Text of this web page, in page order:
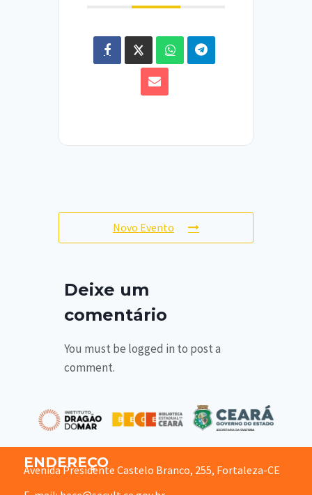
Novo Evento
Deixe um
comentário
You must be logged in to post a
comment.
ENDEREÇO
Avenida Presidente Castelo Branco, 255, Fortaleza-CE